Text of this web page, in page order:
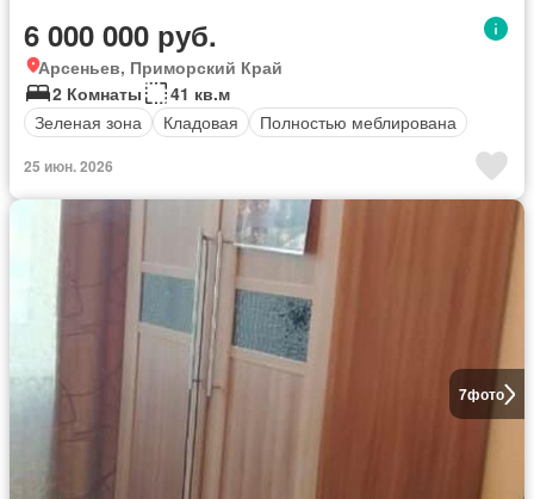
6 000 000 руб.
Арсеньев, Приморский Край
2 Комнаты
41 кв.м
Зеленая зона
Кладовая Полностью меблирована
25 июн. 2026
7фото